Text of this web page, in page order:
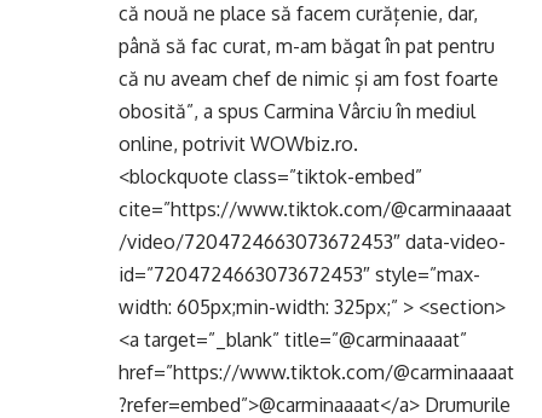
că nouă ne place să facem curățenie, dar,
până să fac curat, m-am băgat în pat pentru
că nu aveam chef de nimic și am fost foarte
obosită”, a spus Carmina Vârciu în mediul
online, potrivit WOWbiz.ro.
<blockquote class=”tiktok-embed”
cite=”https://www.tiktok.com/@carminaaaat
/video/7204724663073672453″ data-video-
id=”7204724663073672453″ style=”max-
width: 605px;min-width: 325px;” > <section>
<a target=”_blank” title=”@carminaaaat”
href=”https://www.tiktok.com/@carminaaaat
?refer=embed”>@carminaaaat</a> Drumurile